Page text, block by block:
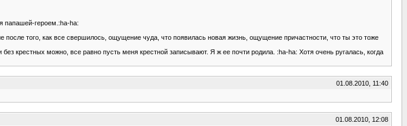
папашей-героем.:ha-ha:
того, как все свершилось, ощущение чуда, что появилась новая жизнь, ощущение причастности, что ты это тоже
крестных можно, все равно пусть меня крестной записывают. Я ж ее почти родила. :ha-ha: Хотя очень ругалась, когда
01.08.2010, 11:40
01.08.2010, 12:08